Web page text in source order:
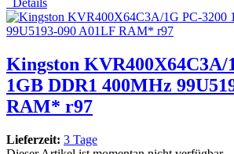
Details
Kingston KVR400X64C3A/
1GB DDR1 400MHz
RAM* r97
Lieferzeit: 3 Tage